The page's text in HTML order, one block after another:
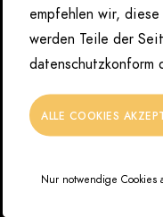
Gültig bis 31.
JETZT KAUFEN UND
empfehlen wir,
werden Teile der
datenschutzkonform
ALLE COOKIES
Nur notwendige Cookies